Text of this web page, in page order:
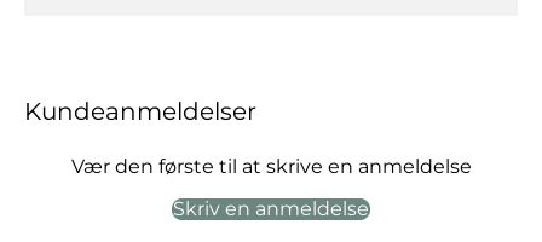
Kundeanmeldelser
Vær den første til at skrive en anmeldelse
Skriv en anmeldelse